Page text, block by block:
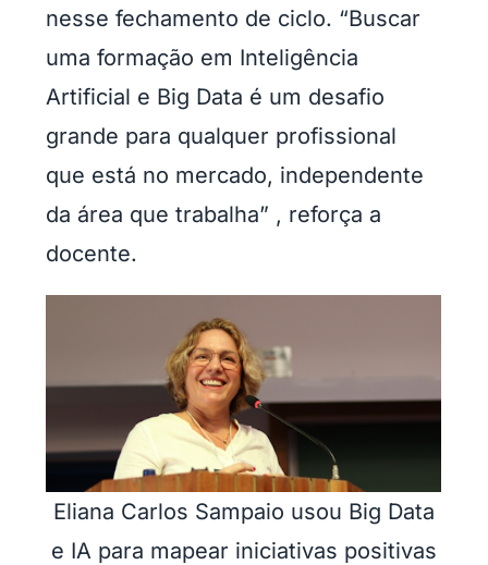
nesse fechamento de ciclo. “Buscar
uma formação em Inteligência
Artificial e Big Data é um desafio
grande para qualquer profissional
que está no mercado, independente
da área que trabalha” , reforça a
docente.
Eliana Carlos Sampaio usou Big Data
e IA para mapear iniciativas positivas